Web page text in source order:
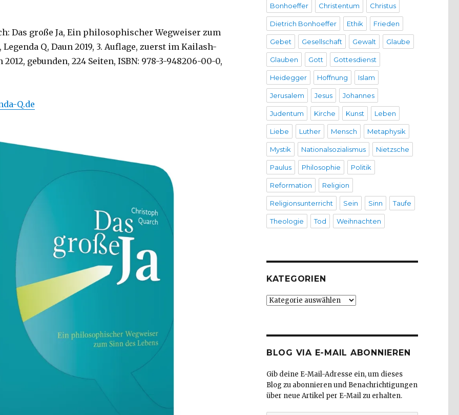
Das große Ja, Ein philosophischer Wegweiser zum
Legenda Q, Daun 2019, 3. Auflage, zuerst im Kailash-
gebunden, 224 Seiten, ISBN: 978-3-948206-00-0,
Q.de
Bonhoeffer Christentum Christus
Dietrich Bonhoeffer Ethik Frieden
Gebet Gesellschaft Gewalt Glaube
Glauben Gott Gottesdienst
Heidegger Hoffnung Islam
Jerusalem Jesus Johannes
Judentum Kirche Kunst Leben
Liebe Luther Mensch Metaphysik
Mystik Nationalsozialismus Nietzsche
Paulus Philosophie Politik
Reformation Religion
Religionsunterricht Sein Sinn Taufe
Theologie Tod Weihnachten
KATEGORIEN
Kategorien
BLOG VIA E-MAIL ABONNIEREN
Gib deine E-Mail-Adresse ein, um dieses
Blog zu abonnieren und Benachrichtigungen
über neue Artikel per E-Mail zu erhalten.